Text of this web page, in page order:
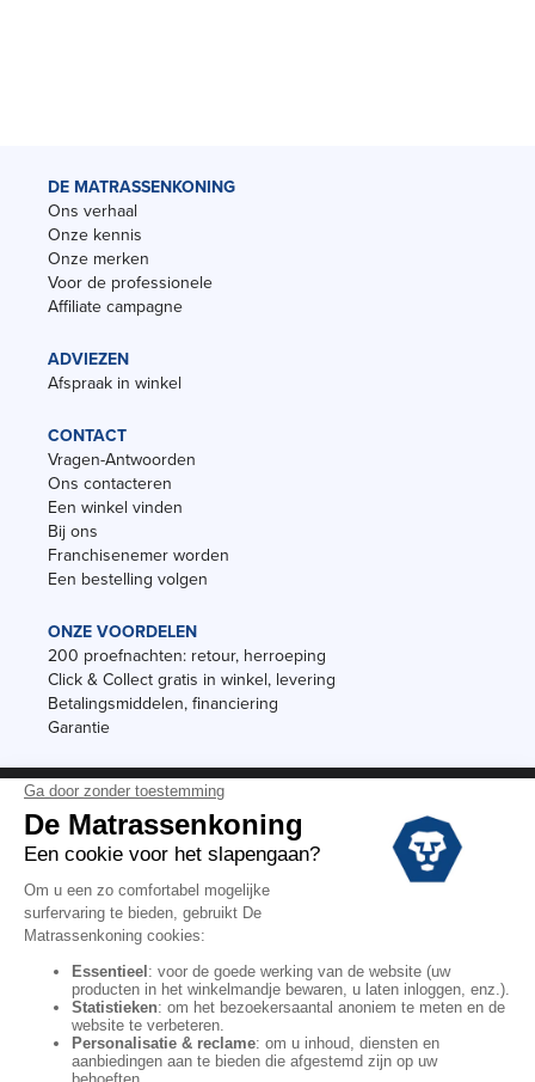
DE MATRASSENKONING
Ons verhaal
Onze kennis
Onze merken
Voor de professionele
Affiliate campagne
ADVIEZEN
Afspraak in winkel
CONTACT
Vragen-Antwoorden
Ons contacteren
Een winkel vinden
Bij ons
Franchisenemer worden
Een bestelling volgen
ONZE VOORDELEN
200 proefnachten: retour, herroeping
Click & Collect gratis in winkel, levering
Betalingsmiddelen, financiering
Garantie
Vermeldingen
Black Friday
Voorraadverkoop
Algemene verkoopvoorwaarden voor winkels
Algemene verkoopvoorwaarden op internet
Wettelijke Bepalingen
Persoonlijke gegevens
Kortingscodes De Matrassenkoning